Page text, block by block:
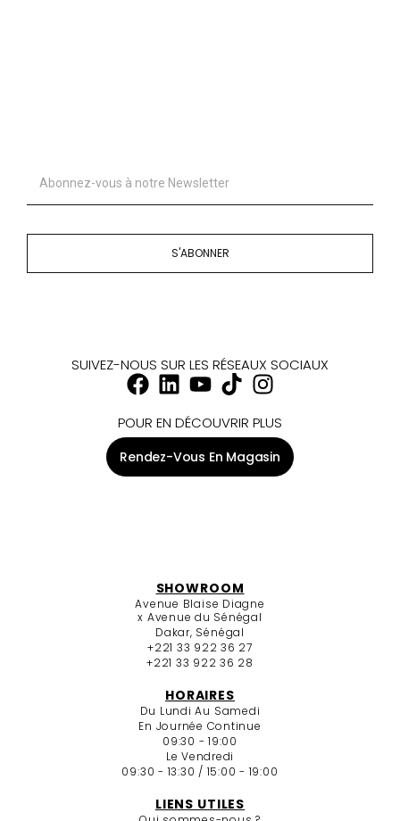
S'ABONNER
SUIVEZ-NOUS SUR LES RÉSEAUX SOCIAUX
POUR EN DÉCOUVRIR PLUS
Rendez-Vous En Magasin
SHOWROOM
Avenue Blaise Diagne
x Avenue du Sénégal
Dakar, Sénégal
+221 33 922 36 27
+221 33 922 36 28
HORAIRES
Du Lundi Au Samedi
En Journée Continue
09:30 - 19:00
Le Vendredi
09:30 - 13:30 / 15:00 - 19:00
LIENS UTILES